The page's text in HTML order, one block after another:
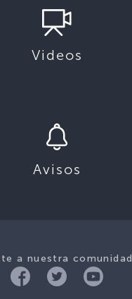
Videos
Avisos
a nuestra comunidad